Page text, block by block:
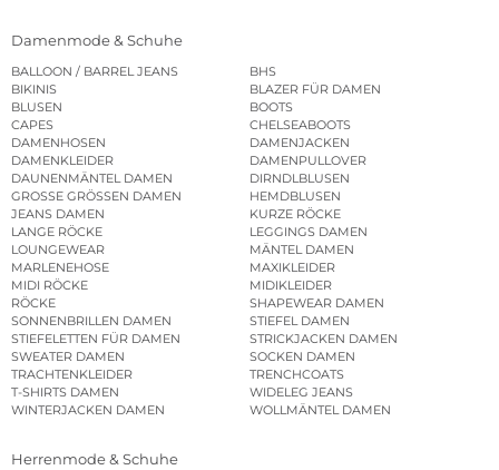
Damenmode & Schuhe
BALLOON / BARREL JEANS
BHS
BIKINIS
BLAZER FÜR DAMEN
BLUSEN
BOOTS
CAPES
CHELSEABOOTS
DAMENHOSEN
DAMENJACKEN
DAMENKLEIDER
DAMENPULLOVER
DAUNENMÄNTEL DAMEN
DIRNDLBLUSEN
GROSSE GRÖSSEN DAMEN
HEMDBLUSEN
JEANS DAMEN
KURZE RÖCKE
LANGE RÖCKE
LEGGINGS DAMEN
LOUNGEWEAR
MÄNTEL DAMEN
MARLENEHOSE
MAXIKLEIDER
MIDI RÖCKE
MIDIKLEIDER
RÖCKE
SHAPEWEAR DAMEN
SONNENBRILLEN DAMEN
STIEFEL DAMEN
STIEFELETTEN FÜR DAMEN
STRICKJACKEN DAMEN
SWEATER DAMEN
SOCKEN DAMEN
TRACHTENKLEIDER
TRENCHCOATS
T-SHIRTS DAMEN
WIDELEG JEANS
WINTERJACKEN DAMEN
WOLLMÄNTEL DAMEN
Herrenmode & Schuhe